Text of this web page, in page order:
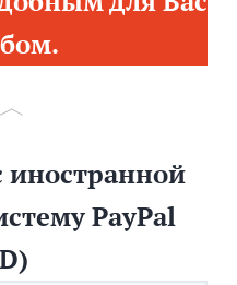
иностранной
PayPal